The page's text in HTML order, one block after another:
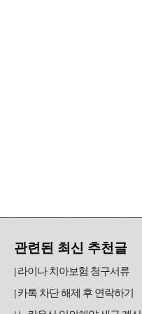
관련된 최신 추천글
라이나 치아보험 청구서류
카톡 차단 해제 후 연락하기